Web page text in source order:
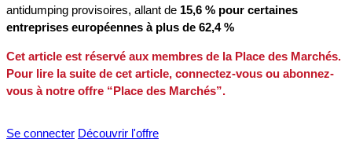
antidumping provisoires, allant de 15,6 % pour certaines
entreprises européennes à plus de 62,4 %
Cet article est réservé aux membres de la Place des Marchés.
Pour lire la suite de cet article, connectez-vous ou abonnez-
vous à notre offre “Place des Marchés”.
Se connecter Découvrir l'offre